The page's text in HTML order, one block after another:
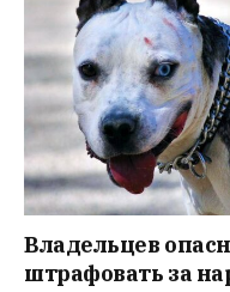
Владельцев
штрафовать за